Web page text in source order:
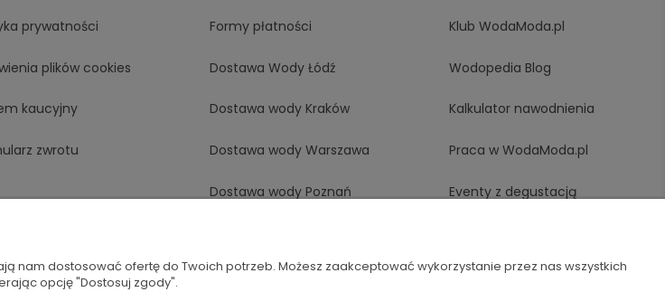
prywatności
plików cookies
kaucyjny
zwrotu
Formy płatności
Dostawa Wody Łódź
Dostawa wody Kraków
Dostawa wody Warszawa
Dostawa wody Poznań
Dostawa wody Gdańsk
Klub WodaModa.pl
Wodopedia Blog
Kalkulator nawodnienia
Praca w WodaModa.pl
Eventy z degustacją
Kontakt
nam dostosować ofertę do Twoich potrzeb. Możesz zaakceptować wykorzystanie przez nas wszystkich
opcję "Dostosuj zgody".